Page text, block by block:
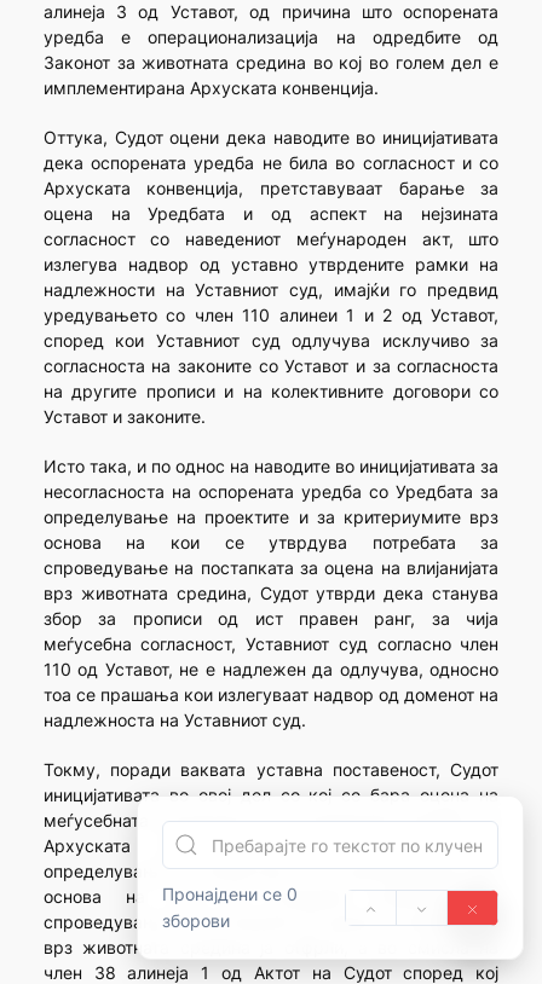
Пронајдени се 0
зборови
алинеја 3 од Уставот, од причина што оспорената
уредба е операционализација на одредбите од
Законот за животната средина во кој во голем дел е
имплементирана Архуската конвенција.
Оттука, Судот оцени дека наводите во иницијативата
дека оспорената уредба не била во согласност и со
Архуската конвенција, претставуваат барање за
оцена на Уредбата и од аспект на нејзината
согласност со наведениот меѓународен акт, што
излегува надвор од уставно утврдените рамки на
надлежности на Уставниот суд, имајќи го предвид
уредувањето со член 110 алинеи 1 и 2 од Уставот,
според кои Уставниот суд одлучува исклучиво за
согласноста на законите со Уставот и за согласноста
на другите прописи и на колективните договори со
Уставот и законите.
Исто така, и по однос на наводите во иницијативата за
несогласноста на оспорената уредба со Уредбата за
определување на проектите и за критериумите врз
основа на кои се утврдува потребата за
спроведување на постапката за оцена на влијанијата
врз животната средина, Судот утврди дека станува
збор за прописи од ист правен ранг, за чија
меѓусебна согласност, Уставниот суд согласно член
110 од Уставот, не е надлежен да одлучува, односно
тоа се прашања кои излегуваат надвор од доменот на
надлежноста на Уставниот суд.
Токму, поради ваквата уставна поставеност, Судот
иницијативата во овој дел со кој се бара оцена на
меѓусебната согласност на оспорената уредба со
Архуската конвенција и со Уредбата за
определување на проектите и за критериумите врз
основа на кои се утврдува потребата за
спроведување на постапката за оцена на влијанијата
врз животната средина ја отфрли, а во смисла на
член 38 алинеја 1 од Актот на Судот според кој